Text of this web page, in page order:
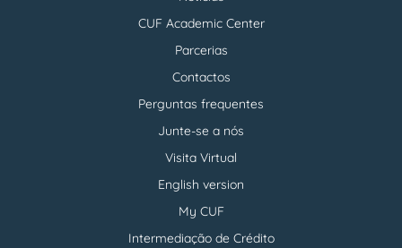
CUF Academic Center
Parcerias
Contactos
Perguntas frequentes
Junte-se a nós
Visita Virtual
English version
My CUF
Intermediação de Crédito